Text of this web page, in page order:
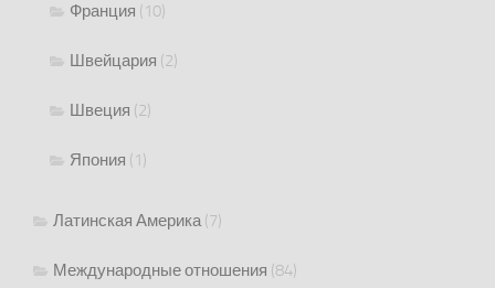
Франция (10)
Швейцария (2)
Швеция (2)
Япония (1)
Латинская Америка(7)
Международные отношения (84)